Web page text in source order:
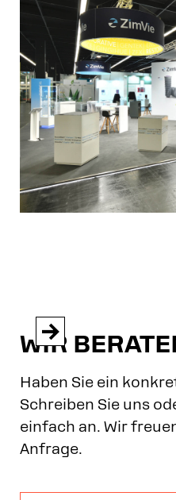


WIR
Haben Sie ein
Schreiben Sie uns
einfach an. Wir
Anfrage.